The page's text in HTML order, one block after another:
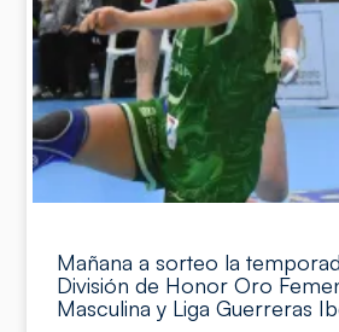
Mañana a sorteo la
División de Honor Oro
Masculina y Liga Guerreras